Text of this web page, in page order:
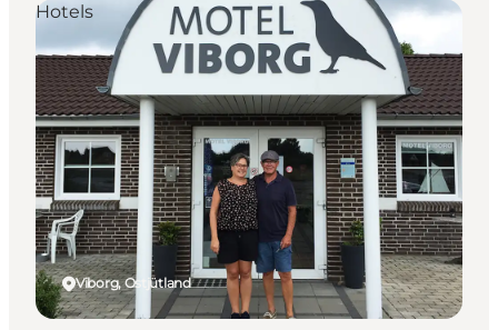
Viborg, Ostjütland
Hotels